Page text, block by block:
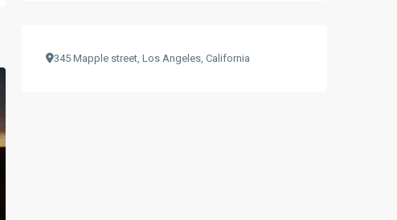
345 Mapple street, Los Angeles, California